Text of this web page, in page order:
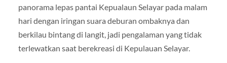
panorama lepas pantai Kepualaun Selayar pada malam
hari dengan iringan suara deburan ombaknya dan
berkilau bintang di langit, jadi pengalaman yang tidak
terlewatkan saat berekreasi di Kepulauan Selayar.